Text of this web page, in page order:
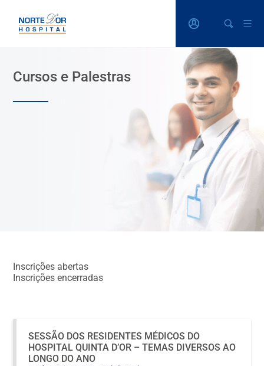
Cursos e Palestras
Inscrições abertas
Inscrições encerradas
SESSÃO DOS RESIDENTES MÉDICOS DO
HOSPITAL QUINTA D’OR – TEMAS DIVERSOS AO
LONGO DO ANO